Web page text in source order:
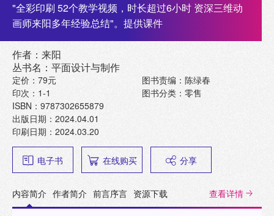
"全彩印刷 52个教学视频，时长超过6小时 资深三维动
画师来阳多年经验总结"。提供课件
作者：来阳
丛书名：平面设计与制作
定价：79元
印次：1-1
ISBN：9787302655879
出版日期：2024.04.01
印刷日期：2024.03.20
图书责编：陈绿春
图书分类：零售
电子书 在线购买 分享
内容简介 作者简介 前言序言 资源下载 查看详情